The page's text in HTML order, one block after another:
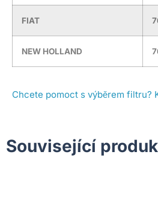
FIAT
NEW HOLLAND
Chcete pomoct s výběrem filtru?
Související